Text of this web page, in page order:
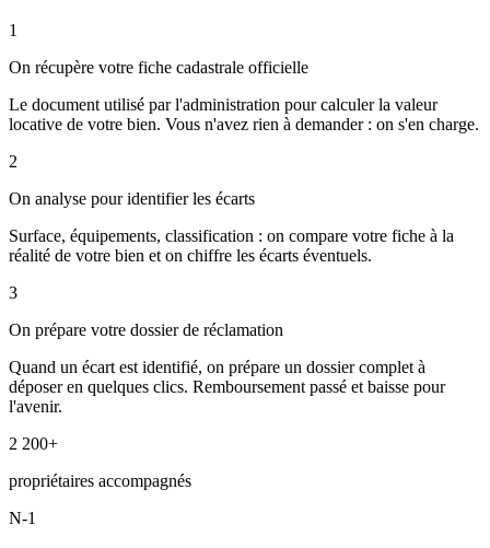
1
On récupère votre fiche cadastrale officielle
Le document utilisé par l'administration pour calculer la valeur
locative de votre bien. Vous n'avez rien à demander : on s'en charge.
2
On analyse pour identifier les écarts
Surface, équipements, classification : on compare votre fiche à la
réalité de votre bien et on chiffre les écarts éventuels.
3
On prépare votre dossier de réclamation
Quand un écart est identifié, on prépare un dossier complet à
déposer en quelques clics. Remboursement passé et baisse pour
l'avenir.
2 200+
propriétaires accompagnés
N-1